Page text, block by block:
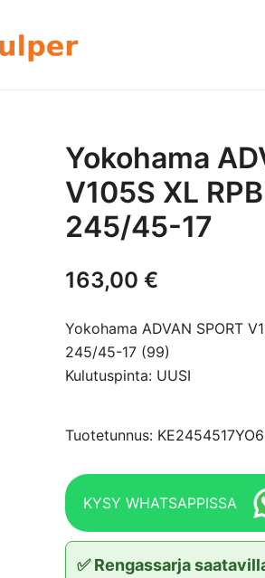
Yokohama
V105S XL
245/45-17
163,00 €
Yokohama ADVAN SPORT
245/45-17 (99)
Kulutuspinta: UUSI
Tuotetunnus:
KYSY WHATSAPPISSA
✅ Rengassarja